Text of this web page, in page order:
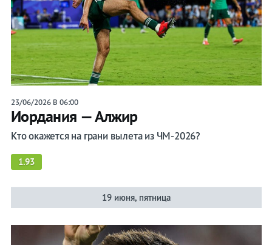
23/06/2026 В 06:00
Иордания — Алжир
Кто окажется на грани вылета из ЧМ-2026?
1.93
19 июня, пятница